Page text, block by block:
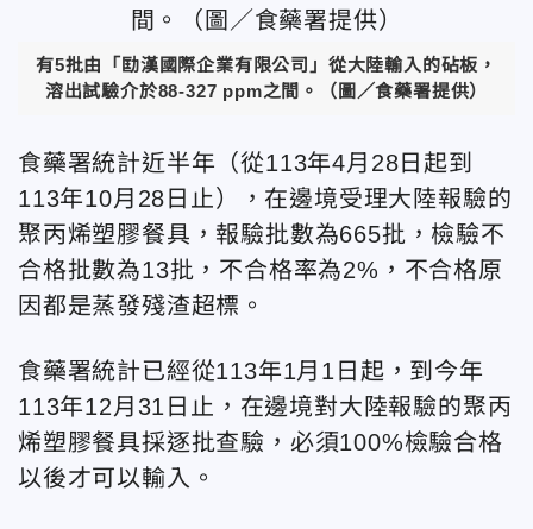
有5批由「劻漢國際企業有限公司」從大陸輸入的砧板，
溶出試驗介於88-327 ppm之間。（圖／食藥署提供）
食藥署統計近半年（從113年4月28日起到
113年10月28日止），在邊境受理大陸報驗的
聚丙烯塑膠餐具，報驗批數為665批，檢驗不
合格批數為13批，不合格率為2%，不合格原
因都是蒸發殘渣超標。
食藥署統計已經從113年1月1日起，到今年
113年12月31日止，在邊境對大陸報驗的聚丙
烯塑膠餐具採逐批查驗，必須100%檢驗合格
以後才可以輸入。